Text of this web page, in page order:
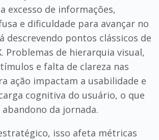
excesso de informações,
e dificuldade para avançar no
descrevendo pontos clássicos de
Problemas de hierarquia visual,
e falta de clareza nas
ação impactam a usabilidade e
cognitiva do usuário, o que
da jornada.
isso afeta métricas